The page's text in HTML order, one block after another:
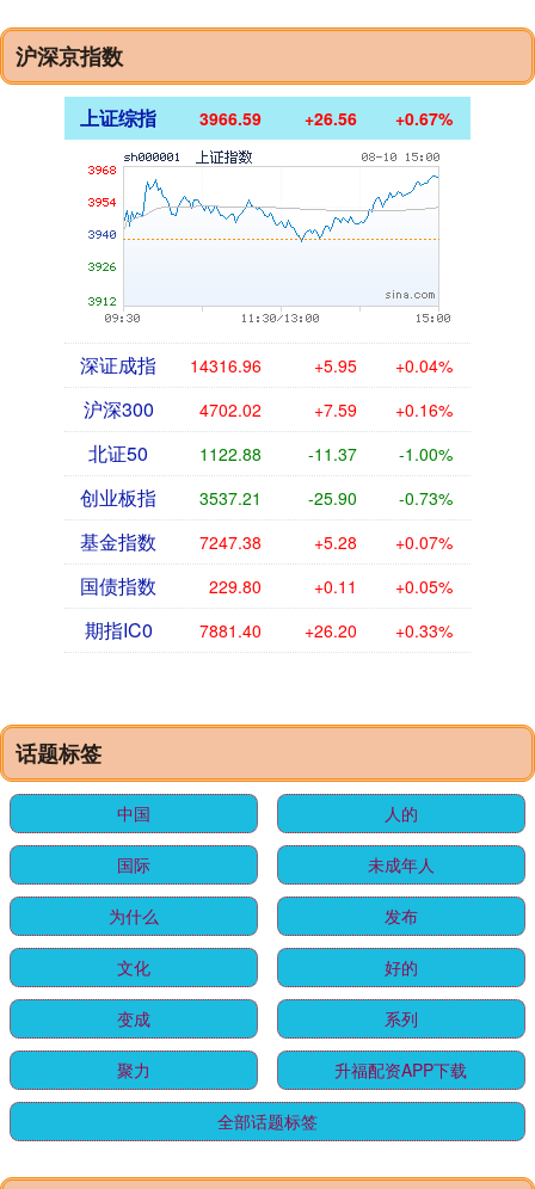
沪深京指数
上证综指 3966.59 +26.56 +0.67%
深证成指 14316.96 +5.95 +0.04%
沪深300 4702.02 +7.59 +0.16%
北证50 1122.88 -11.37 -1.00%
创业板指 3537.21 -25.90 -0.73%
基金指数 7247.38 +5.28 +0.07%
国债指数 229.80 +0.11 +0.05%
期指IC0 7881.40 +26.20 +0.33%
话题标签
中国 人的
国际 未成年人
为什么 发布
文化 好的
变成 系列
聚力 升福配资APP下载
全部话题标签